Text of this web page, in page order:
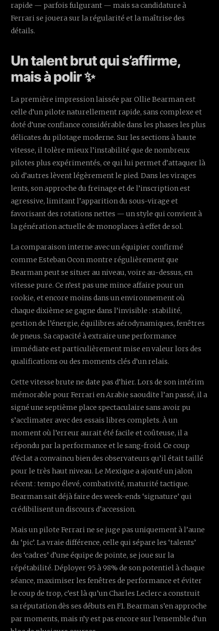
rapide — parfois fulgurant — mais sa candidature à
Ferrari se jouera sur la régularité et la maîtrise des
détails.
Un talent brut qui s’affirme,
mais à polir ✨
La première impression laissée par Ollie Bearman est
celle d’un pilote naturellement rapide, sans complexe et
doté d’une confiance considérable dans les phases les plus
délicates du pilotage moderne. Sur les sections à haute
vitesse, il tolère mieux l’instabilité que de nombreux
pilotes plus expérimentés, ce qui lui permet d’attaquer là
où d’autres lèvent légèrement le pied. Dans les virages
lents, son approche du freinage et de l’inscription est
agressive, limitant l’apparition du sous-virage et
favorisant des rotations nettes — un style qui convient à
la génération actuelle de monoplaces à effet de sol.
La comparaison interne avec un équipier confirmé
comme Esteban Ocon montre régulièrement que
Bearman peut se situer au niveau, voire au-dessus, en
vitesse pure. Ce n’est pas une mince affaire pour un
rookie, et encore moins dans un environnement où
chaque dixième se gagne dans l’invisible : stabilité,
gestion de l’énergie, équilibres aérodynamiques, fenêtres
de pneus. Sa capacité à extraire une performance
immédiate est particulièrement mise en valeur lors des
qualifications ou des moments clés d’un relais.
Cette vitesse brute ne date pas d’hier. Lors de son intérim
mémorable pour Ferrari en Arabie saoudite l’an passé, il a
signé une septième place spectaculaire sans avoir pu
s’acclimater avec des essais libres complets. À un
moment où l’erreur aurait été facile et coûteuse, il a
répondu par la performance et le sang-froid. Ce coup
d’éclat a convaincu bien des observateurs qu’il était taillé
pour le très haut niveau. Le Mexique a ajouté un jalon
récent : tempo élevé, combativité, maturité tactique.
Bearman sait déjà faire des week-ends ‘signature’ qui
crédibilisent un discours d’accession.
Mais un pilote Ferrari ne se juge pas uniquement à l’aune
du ‘pic’. La vraie différence, celle qui sépare les ‘talents’
des ‘cadres’ d’une équipe de pointe, se joue sur la
répétabilité. Déployer 95 à 98% de son potentiel à chaque
séance, maximiser les fenêtres de performance et éviter
le coup de trop, c’est là qu’un Charles Leclerc a construit
sa réputation dès ses débuts en F1. Bearman s’en approche
par moments, mais n’y est pas encore sur l’ensemble d’un